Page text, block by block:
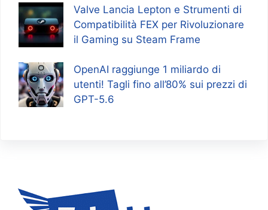
Valve Lancia Lepton e Strumenti di
Compatibilità FEX per Rivoluzionare
il Gaming su Steam Frame
OpenAI raggiunge 1 miliardo di
utenti! Tagli fino all’80% sui prezzi di
GPT-5.6